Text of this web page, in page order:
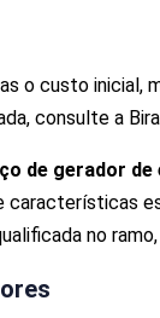
o custo inicial,
consulte a
de gerador de
características
no